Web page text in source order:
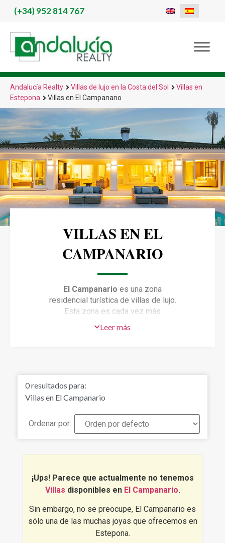
(+34)952 814 767
Andalucía Realty Villas de lujo en la Costa del Sol
Villas en
Estepona
Villas en El Campanario
VILLAS EN EL
CAMPANARIO
El Campanario es una zona
residencial turística de villas de lujo.
Esta zona es cada vez más
los campos de Golf, colegios
oferta de ocio, las playas de Marbella
y alrededores, o la vida nocturna y
tiendas de Puerto Banús a corta
realizar una buena inversión, los villas
en El Campanario es una zona ideal
creciente, tanto residencial como
en ascenso. ¿Quieres verlo por ti
mismo?, Descubre las mejores villas
Leer más
0resultados para:
Villas en El Campanario
Ordenar por:
¡Ups! Parece que actualmente no tenemos
Villas disponibles en El Campanario.
Sin embargo, no se preocupe, El Campanario es
sólo una de las muchas joyas que ofrecemos en
Estepona.